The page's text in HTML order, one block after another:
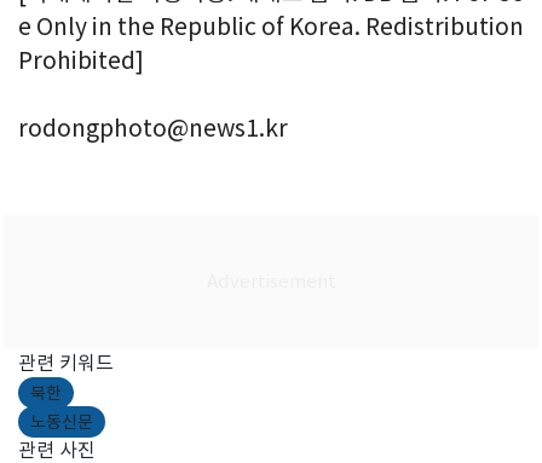
e Only in the Republic of Korea. Redistribution
Prohibited]
rodongphoto@news1.kr
관련 키워드
북한
노동신문
관련 사진